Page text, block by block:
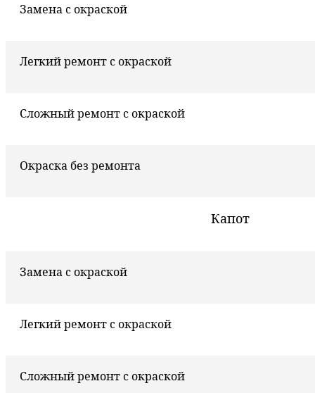
Замена с окраской
Легкий ремонт с окраской
Сложный ремонт с окраской
Окраска без ремонта
Капот
Замена с окраской
Легкий ремонт с окраской
Сложный ремонт с окраской